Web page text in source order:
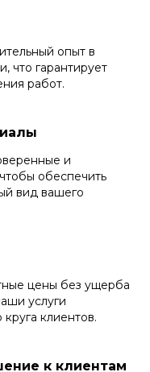
опыт в
что гарантирует
работ.
и
обеспечить
вид вашего
цены без ущерба
услуги
клиентов.
к клиентам